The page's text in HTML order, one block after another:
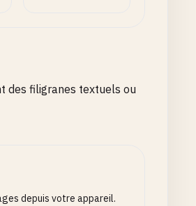
des filigranes textuels ou
depuis votre appareil.